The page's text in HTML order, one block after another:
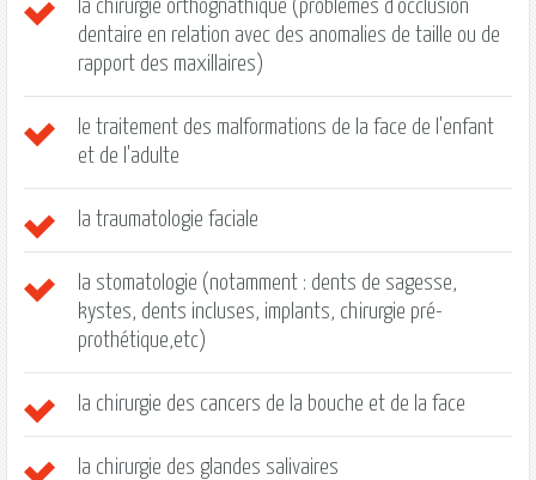
la chirurgie orthognathique (problèmes d’occlusion
dentaire en relation avec des anomalies de taille ou de
rapport des maxillaires)
le traitement des malformations de la face de l'enfant
et de l'adulte
la traumatologie faciale
la stomatologie (notamment : dents de sagesse,
kystes, dents incluses, implants, chirurgie pré-
prothétique,etc)
la chirurgie des cancers de la bouche et de la face
la chirurgie des glandes salivaires